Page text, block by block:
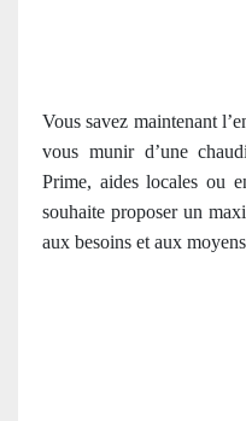
Vous savez maintenant
vous munir d’une
Prime, aides locales ou
souhaite proposer un
aux besoins et aux